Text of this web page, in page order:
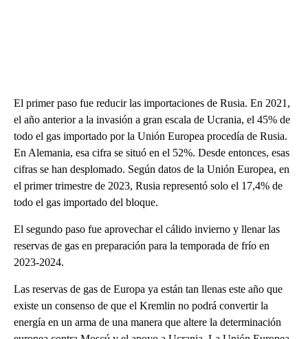
El primer paso fue reducir las importaciones de Rusia. En 2021,
el año anterior a la invasión a gran escala de Ucrania, el 45% de
todo el gas importado por la Unión Europea procedía de Rusia.
En Alemania, esa cifra se situó en el 52%. Desde entonces, esas
cifras se han desplomado. Según datos de la Unión Europea, en
el primer trimestre de 2023, Rusia representó solo el 17,4% de
todo el gas importado del bloque.
El segundo paso fue aprovechar el cálido invierno y llenar las
reservas de gas en preparación para la temporada de frío en
2023-2024.
Las reservas de gas de Europa ya están tan llenas este año que
existe un consenso de que el Kremlin no podrá convertir la
energía en un arma de una manera que altere la determinación